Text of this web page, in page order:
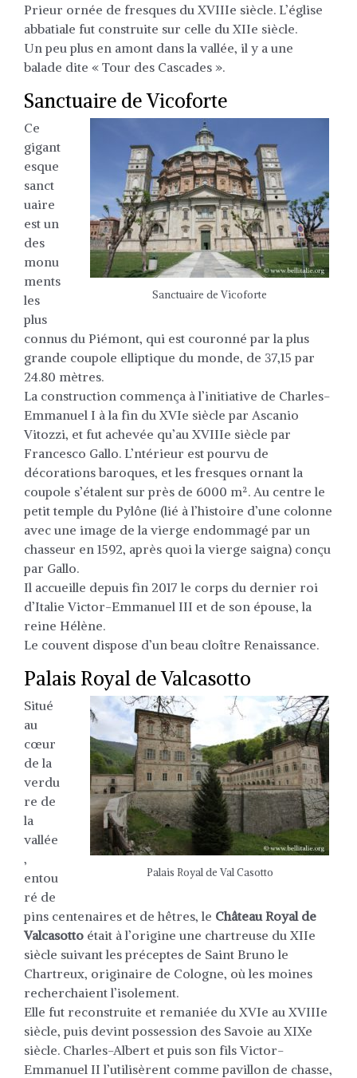
Prieur ornée de fresques du XVIIIe siècle. L’église
abbatiale fut construite sur celle du XIIe siècle.
Un peu plus en amont dans la vallée, il y a une
balade dite « Tour des Cascades ».
Sanctuaire de Vicoforte
Sanctuaire de Vicoforte
Ce
gigant
esque
sanct
uaire
est un
des
monu
ments
les
plus
connus du Piémont, qui est couronné par la plus
grande coupole elliptique du monde, de 37,15 par
24.80 mètres.
La construction commença à l’initiative de Charles-
Emmanuel I à la fin du XVIe siècle par Ascanio
Vitozzi, et fut achevée qu’au XVIIIe siècle par
Francesco Gallo. L’ntérieur est pourvu de
décorations baroques, et les fresques ornant la
coupole s’étalent sur près de 6000 m². Au centre le
petit temple du Pylône (lié à l’histoire d’une colonne
avec une image de la vierge endommagé par un
chasseur en 1592, après quoi la vierge saigna) conçu
par Gallo.
Il accueille depuis fin 2017 le corps du dernier roi
d’Italie Victor-Emmanuel III et de son épouse, la
reine Hélène.
Le couvent dispose d’un beau cloître Renaissance.
Palais Royal de Valcasotto
Palais Royal de Val Casotto
Situé
au
cœur
de la
verdu
re de
la
vallée
,
entou
ré de
pins centenaires et de hêtres, le Château Royal de
Valcasotto était à l’origine une chartreuse du XIIe
siècle suivant les préceptes de Saint Bruno le
Chartreux, originaire de Cologne, où les moines
recherchaient l’isolement.
Elle fut reconstruite et remaniée du XVIe au XVIIIe
siècle, puis devint possession des Savoie au XIXe
siècle. Charles-Albert et puis son fils Victor-
Emmanuel II l’utilisèrent comme pavillon de chasse,